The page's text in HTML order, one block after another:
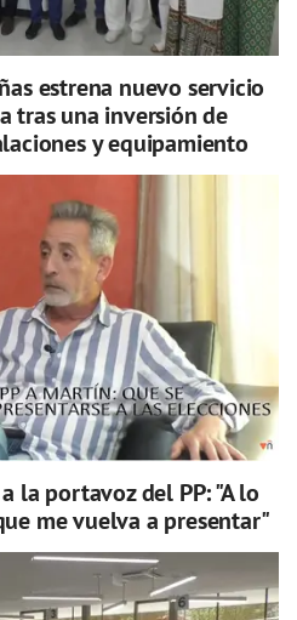
estrena nuevo servicio
tras una inversión de
y equipamiento
la portavoz del PP: "A lo
me vuelva a presentar"